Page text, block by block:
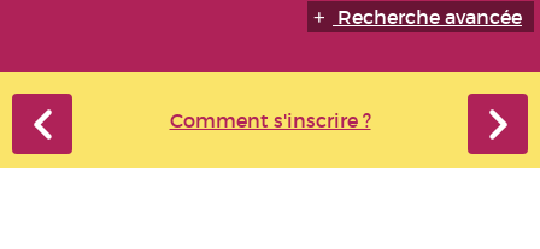
Recherche avancée
Comment s'inscrire ?